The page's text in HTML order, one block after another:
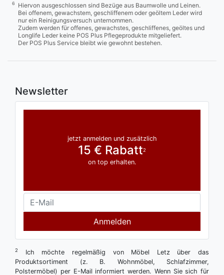
6
Hiervon ausgeschlossen sind Bezüge aus Baumwolle und Leinen.
Bei offenem, gewachstem, geschliffenem oder geöltem Leder wird
nur ein Reinigungsversuch unternommen.
Zudem werden für offenes, gewachstes, geschliffenes, geöltes und
Longlife Leder keine POS Plus Pflegeprodukte mitgeliefert.
Der POS Plus Service bleibt wie gewohnt bestehen.
Newsletter
jetzt anmelden und zusätzlich
15 € Rabatt2
on top erhalten.
Anmelden
2
Ich möchte regelmäßig von Möbel Letz über das
Produktsortiment (z. B. Wohnmöbel, Schlafzimmer,
Polstermöbel) per E-Mail informiert werden. Wenn Sie sich für